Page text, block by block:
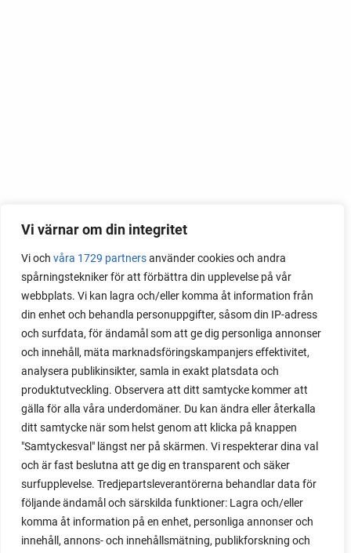
Vi värnar om din integritet
Vi och våra 1729 partnersanvänder cookies och andra
spårningstekniker för att förbättra din upplevelse på vår
webbplats. Vi kan lagra och/eller komma åt information från
din enhet och behandla personuppgifter, såsom din IP-adress
och surfdata, för ändamål som att ge dig personliga annonser
och innehåll, mäta marknadsföringskampanjers effektivitet,
analysera publikinsikter, samla in exakt platsdata och
produktutveckling. Observera att ditt samtycke kommer att
gälla för alla våra underdomäner. Du kan ändra eller återkalla
ditt samtycke när som helst genom att klicka på knappen
"Samtyckesval" längst ner på skärmen. Vi respekterar dina val
och är fast beslutna att ge dig en transparent och säker
surfupplevelse. Tredjepartsleverantörerna behandlar data för
följande ändamål och särskilda funktioner: Lagra och/eller
komma åt information på en enhet, personliga annonser och
innehåll, annons- och innehållsmätning, publikforskning och